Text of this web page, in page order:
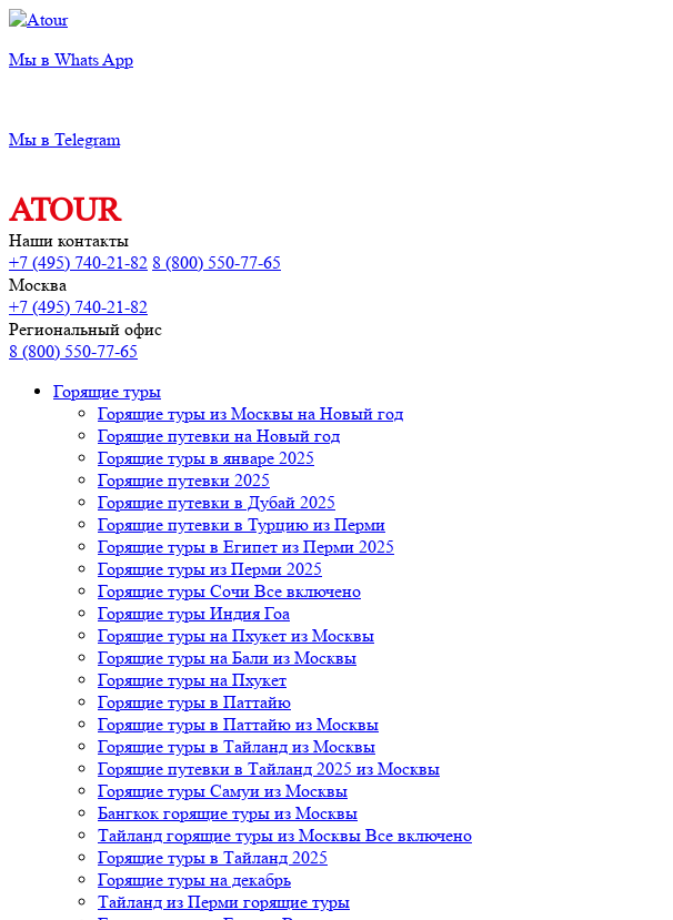
Мы в Whats App
Мы в Telegram
ATOUR
Наши контакты
+7 (495) 740-21-82 8 (800) 550-77-65
Москва
+7 (495) 740-21-82
Региональный офис
8 (800) 550-77-65
Горящие туры
Горящие туры из Москвы на Новый год
Горящие путевки на Новый год
Горящие туры в январе 2025
Горящие путевки 2025
Горящие путевки в Дубай 2025
Горящие путевки в Турцию из Перми
Горящие туры в Египет из Перми 2025
Горящие туры из Перми 2025
Горящие туры Сочи Все включено
Горящие туры Индия Гоа
Горящие туры на Пхукет из Москвы
Горящие туры на Бали из Москвы
Горящие туры на Пхукет
Горящие туры в Паттайю
Горящие туры в Паттайю из Москвы
Горящие туры в Тайланд из Москвы
Горящие путевки в Тайланд 2025 из Москвы
Горящие туры Самуи из Москвы
Бангкок горящие туры из Москвы
Тайланд горящие туры из Москвы Все включено
Горящие туры в Тайланд 2025
Горящие туры на декабрь
Тайланд из Перми горящие туры